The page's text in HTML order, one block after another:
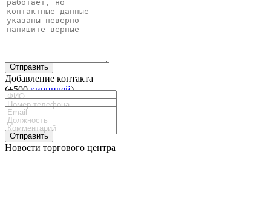
Отправить
Добавление контакта
(+500кирпичей)
Отправить
Новости торгового центра